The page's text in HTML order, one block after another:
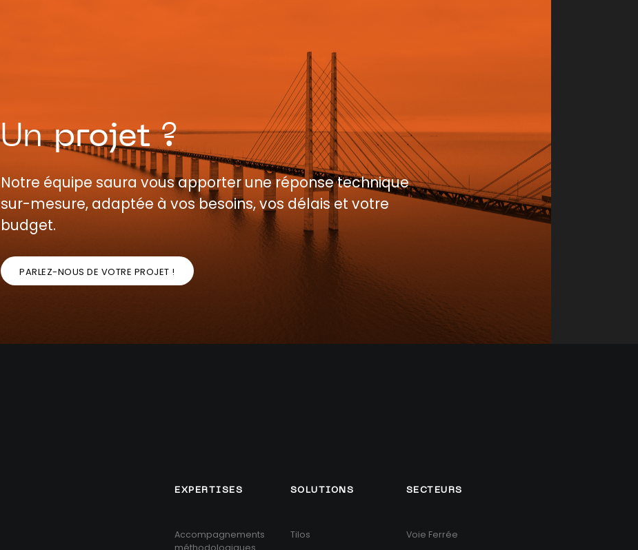
Unprojet?
Notre équipe saura vous apporter une réponse technique
sur-mesure, adaptée à vos besoins, vos délais et votre
budget.
PARLEZ-NOUS DE VOTRE PROJET !
EXPERTISES
Accompagnements
méthodologiques
SOLUTIONS
Tilos
SECTEURS
Voie Ferrée